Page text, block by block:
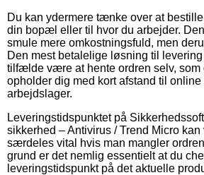
Du kan ydermere tænke over at
din bopæl eller til hvor du arbejder.
smule mere omkostningsfuld, men
Den mest betalelige løsning til
tilfælde være at hente ordren selv, som
opholder dig med kort afstand til online
arbejdslager.
Leveringstidspunktet på
sikkerhed – Antivirus / Trend Micro
særdeles vital hvis man mangler
grund er det nemlig essentielt at du
leveringstidspunkt på det aktuelle